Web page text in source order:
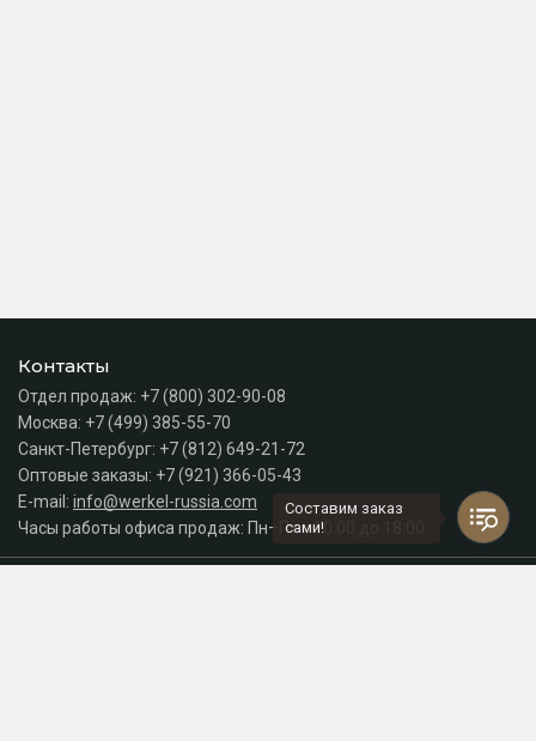
Контакты
Отдел продаж: +7 (800) 302-90-08
Москва: +7 (499) 385-55-70
Санкт-Петербург: +7 (812) 649-21-72
Оптовые заказы: +7 (921) 366-05-43
E-mail: info@werkel-russia.com
Часы работы офиса продаж: Пн–Пт с 10:00 до 18:00
Составим заказ
сами!